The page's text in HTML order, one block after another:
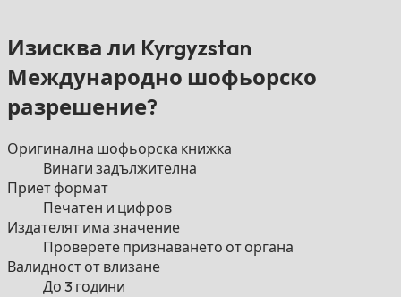
Изисква ли Kyrgyzstan
Международно шофьорско
разрешение?
Оригинална шофьорска книжка
Винаги задължителна
Приет формат
Печатен и цифров
Издателят има значение
Проверете признаването от органа
Валидност от влизане
До 3 години